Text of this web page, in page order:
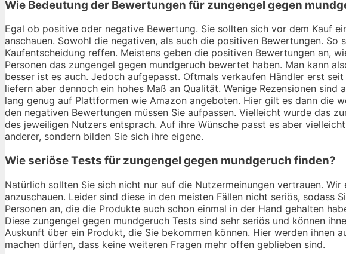
Wie Bedeutung der Bewertungen für zungengel gegen
Egal ob positive oder negative Bewertung. Sie sollten sich vor dem Kauf
anschauen. Sowohl die negativen, als auch die positiven Bewertungen.
Kaufentscheidung reffen. Meistens geben die positiven Bewertungen an,
Personen das zungengel gegen mundgeruch bewertet haben. Man kann
besser ist es auch. Jedoch aufgepasst. Oftmals verkaufen Händler erst
liefern aber dennoch ein hohes Maß an Qualität. Wenige Rezensionen
lang genug auf Plattformen wie Amazon angeboten. Hier gilt es dann die
den negativen Bewertungen müssen Sie aufpassen. Vielleicht wurde das
des jeweiligen Nutzers entsprach. Auf ihre Wünsche passt es aber
anderer, sondern bilden Sie sich ihre eigene.
Wie seriöse Tests für zungengel gegen mundgeruch finden?
Natürlich sollten Sie sich nicht nur auf die Nutzermeinungen vertrauen.
anzuschauen. Leider sind diese in den meisten Fällen nicht seriös, sodass
Personen an, die die Produkte auch schon einmal in der Hand gehalten
Diese zungengel gegen mundgeruch Tests sind sehr seriös und können
Auskunft über ein Produkt, die Sie bekommen können. Hier werden
machen dürfen, dass keine weiteren Fragen mehr offen geblieben sind.